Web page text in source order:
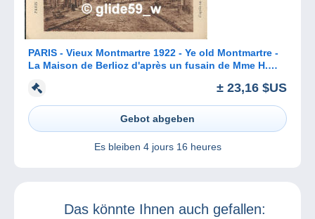
PARIS - Vieux Montmartre 1922 - Ye old Montmartre -
La Maison de Berlioz d'après un fusain de Mme H.
± 23,16 $US
Gebot abgeben
Es bleiben 4 jours 16 heures
Das könnte Ihnen auch gefallen: